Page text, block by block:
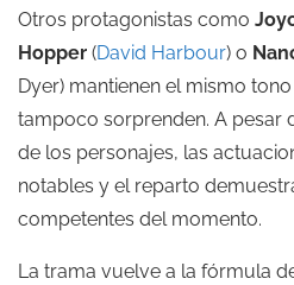
Otros protagonistas como
Hopper (David Harbour) o
Dyer) mantienen el mismo
tampoco sorprenden. A pesar
de los personajes, las
notables y el reparto
competentes del momento.
La trama vuelve a la fórmula